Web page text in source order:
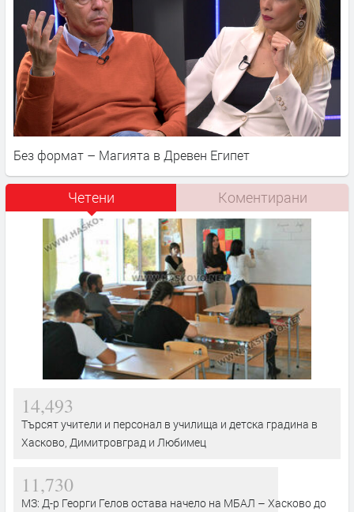
Без формат – Магията в Древен Египет
Четени Коментирани
14,493
Търсят учители и персонал в училища и детска градина в
Хасково, Димитровград и Любимец
11,730
МЗ: Д-р Георги Гелов остава начело на МБАЛ – Хасково до